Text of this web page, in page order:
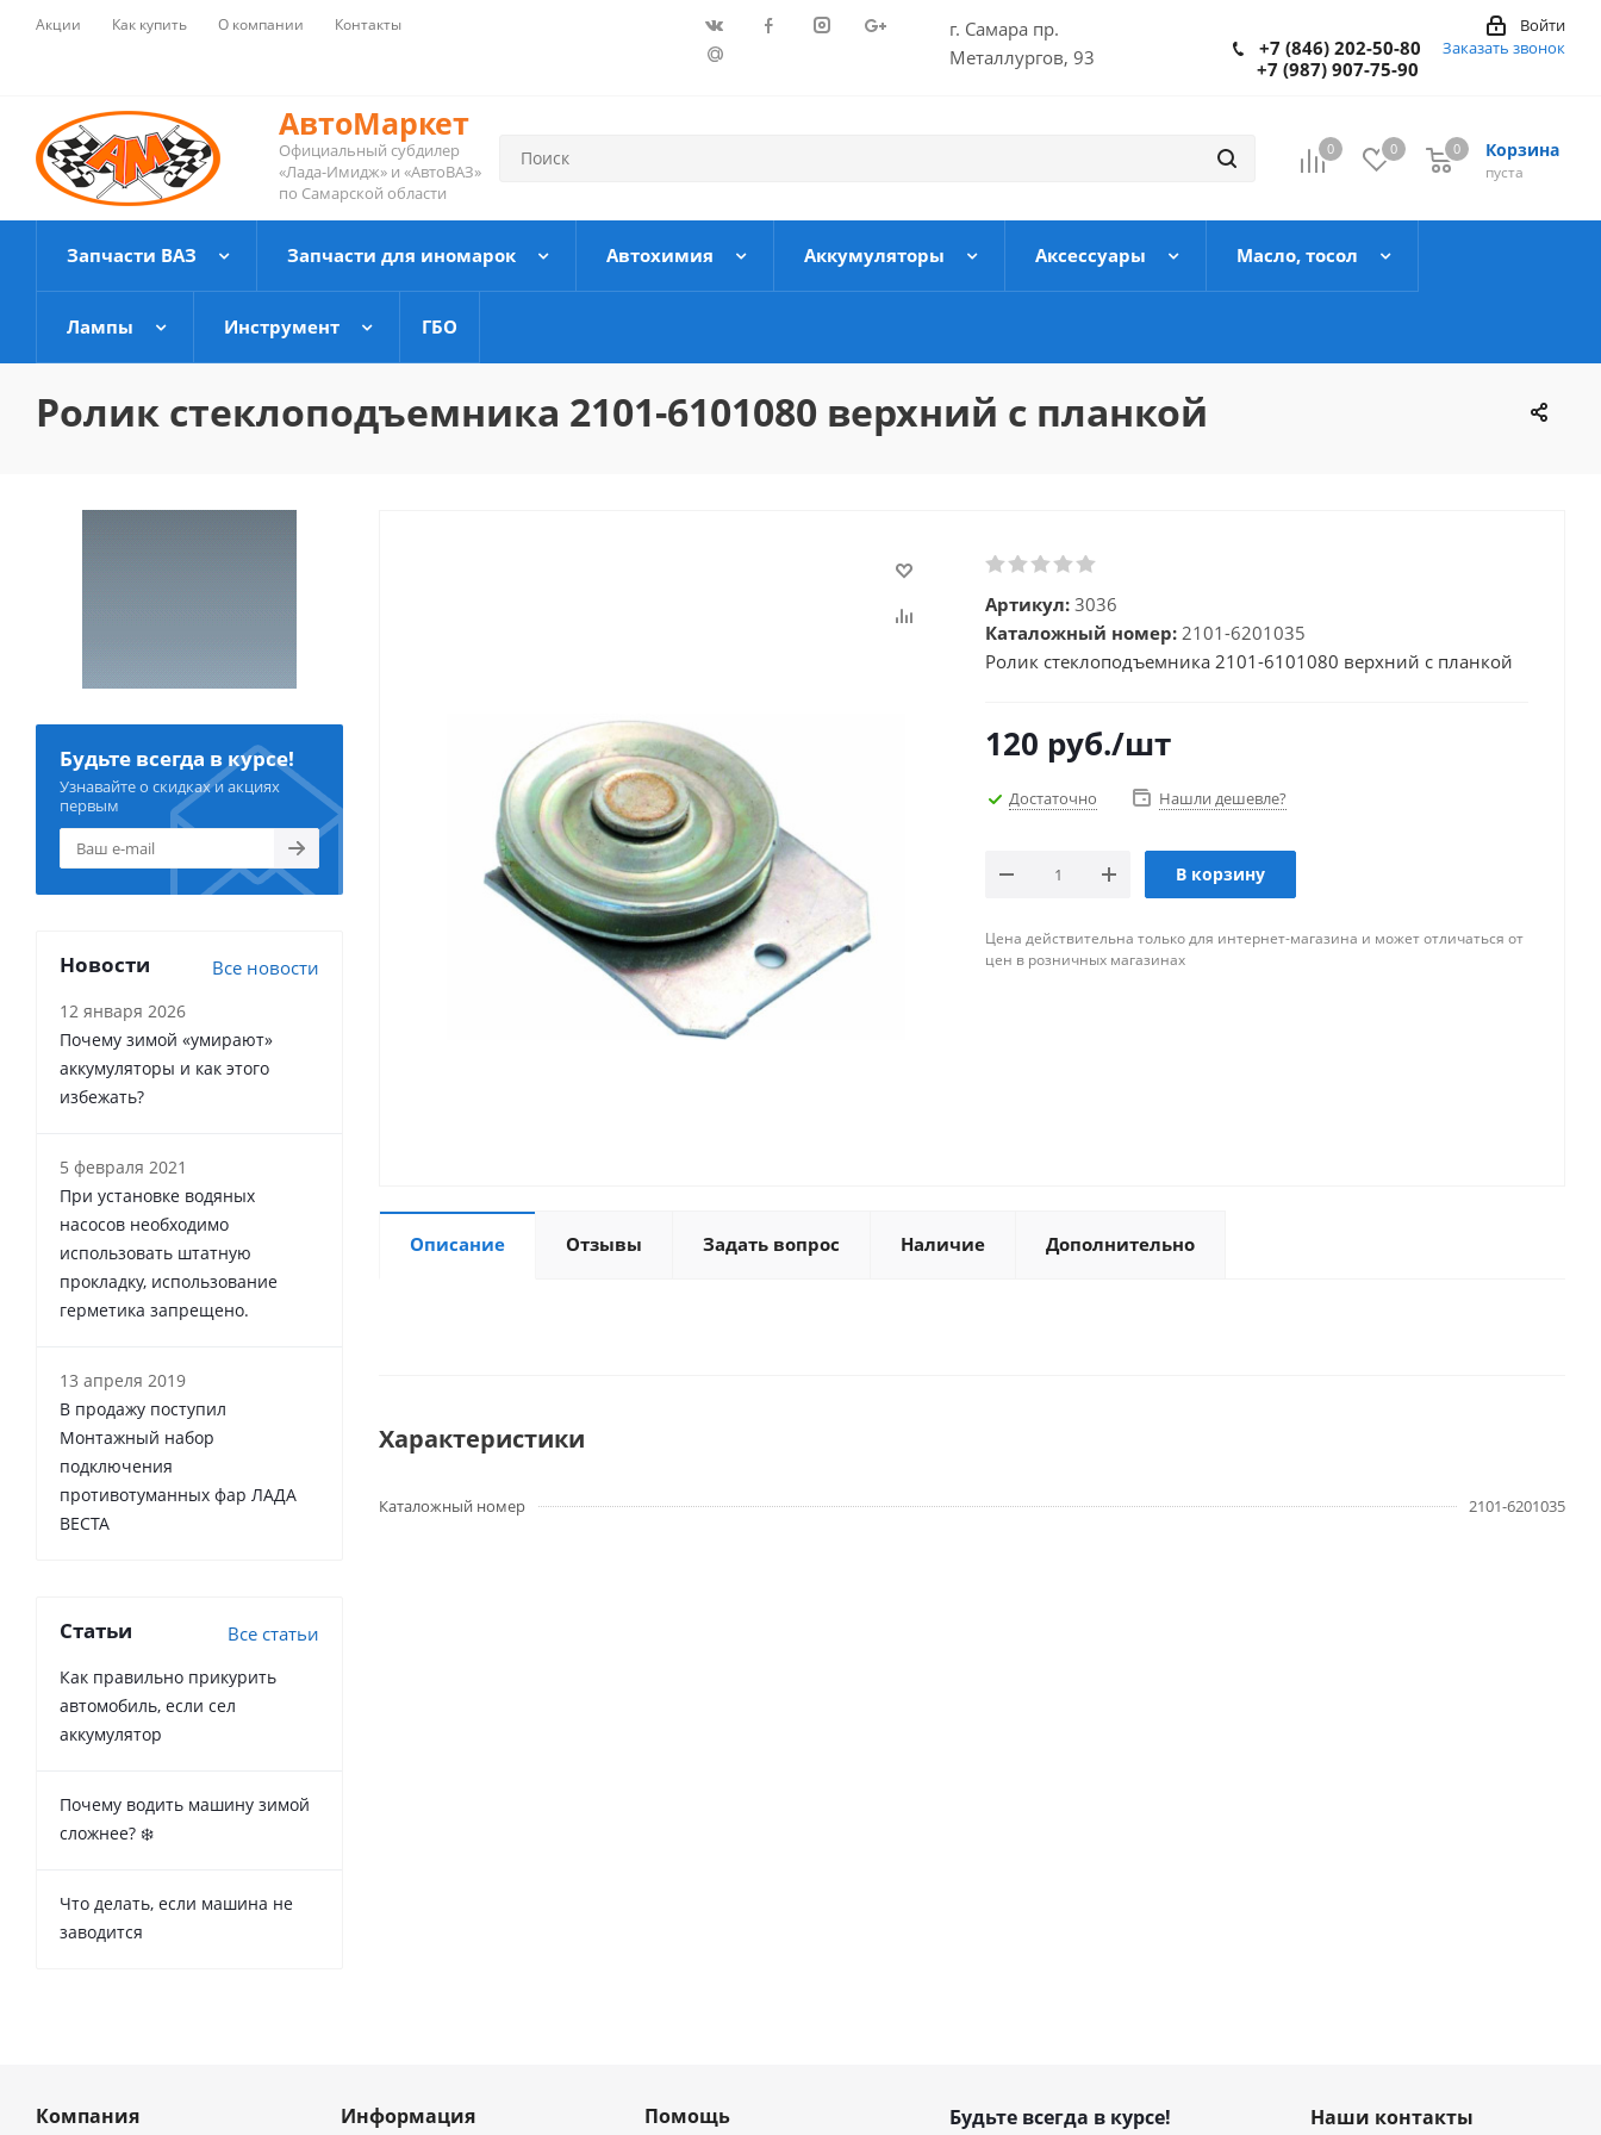
Акции Как купить О компании Контакты
г. Самара пр.
Металлургов, 93
Войти
+7 (846) 202-50-80
+7 (987) 907-75-90
Заказать звонок
АвтоМаркет
Официальный субдилер
«Лада-Имидж» и «АвтоВАЗ»
по Самарской области
0 0 Корзина
пуста
0
Запчасти ВАЗ Запчасти для иномарок Автохимия Аккумуляторы Аксессуары Масло, тосол
Лампы Инструмент ГБО
Ролик стеклоподъемника 2101-6101080 верхний с планкой
Артикул: 3036
Каталожный номер: 2101-6201035
Ролик стеклоподъемника 2101-6101080 верхний с планкой
120 руб./шт
Достаточно Нашли дешевле?
В корзину
Цена действительна только для интернет-магазина и может отличаться от
цен в розничных магазинах
Описание Отзывы Задать вопрос Наличие Дополнительно
Характеристики
Каталожный номер 2101-6201035
Будьте всегда в курсе!
Узнавайте о скидках и акциях
первым
Новости Все новости
12 января 2026
Почему зимой «умирают»
аккумуляторы и как этого
избежать?
5 февраля 2021
При установке водяных
насосов необходимо
использовать штатную
прокладку, использование
герметика запрещено.
13 апреля 2019
В продажу поступил
Монтажный набор
подключения
противотуманных фар ЛАДА
ВЕСТА
Статьи Все статьи
Как правильно прикурить
автомобиль, если сел
аккумулятор
Почему водить машину зимой
сложнее? ❄️
Что делать, если машина не
заводится
Компания Информация Помощь Будьте всегда в курсе! Наши контакты